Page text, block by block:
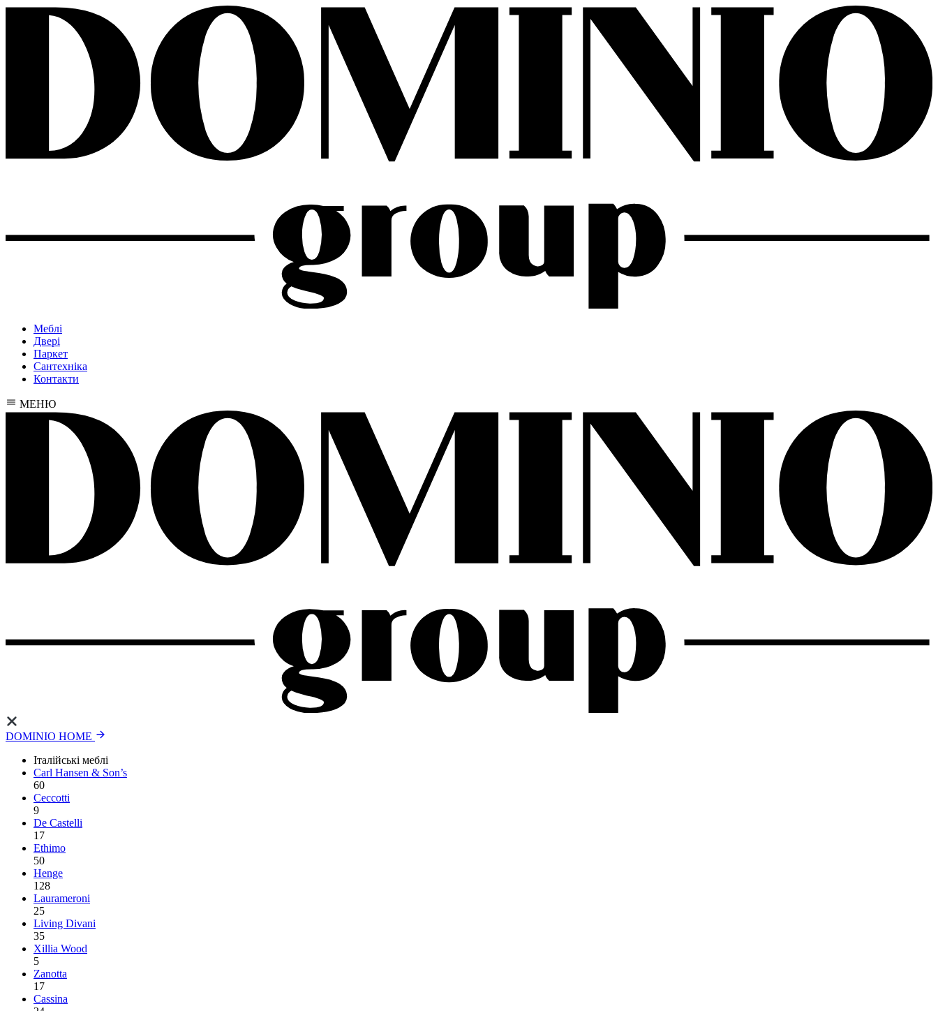
Меблі
Двері
Паркет
Сантехніка
Контакти
МЕНЮ
DOMINIO HOME
Італійські меблі
Carl Hansen & Son’s
60
Ceccotti
9
De Castelli
17
Ethimo
50
Henge
128
Laurameroni
25
Living Divani
35
Xillia Wood
5
Zanotta
17
Cassina